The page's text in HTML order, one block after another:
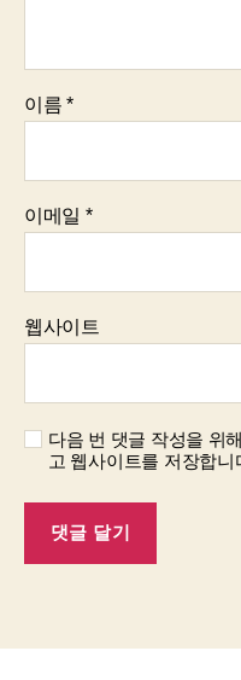
이름*
이메일 *
웹사이트
다음 번 댓글 작성을 위
고 웹사이트를 저장합니